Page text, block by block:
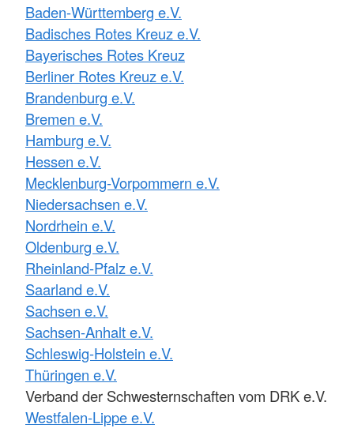
Baden-Württemberg e.V.
Badisches Rotes Kreuz e.V.
Bayerisches Rotes Kreuz
Berliner Rotes Kreuz e.V.
Brandenburg e.V.
Bremen e.V.
Hamburg e.V.
Hessen e.V.
Mecklenburg-Vorpommern e.V.
Niedersachsen e.V.
Nordrhein e.V.
Oldenburg e.V.
Rheinland-Pfalz e.V.
Saarland e.V.
Sachsen e.V.
Sachsen-Anhalt e.V.
Schleswig-Holstein e.V.
Thüringen e.V.
Verband der Schwesternschaften vom DRK e.V.
Westfalen-Lippe e.V.